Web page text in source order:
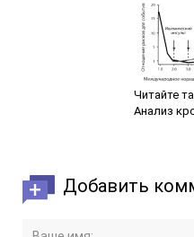
Читайте
Анализ
Добавить